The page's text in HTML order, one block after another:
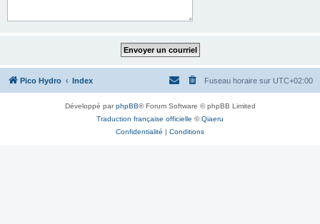
Pico Hydro Index Fuseau horaire sur UTC+02:00
Développé parphpBB® Forum Software © phpBB Limited
Traduction française officielle ©Qiaeru
Confidentialité | Conditions